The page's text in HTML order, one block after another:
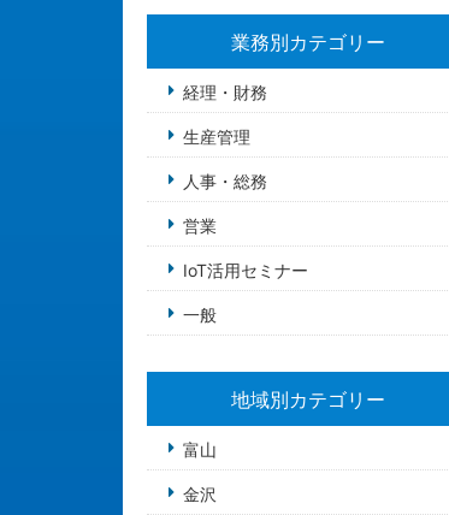
業務別カテゴリー
経理・財務
生産管理
人事・総務
営業
IoT活用セミナー
一般
地域別カテゴリー
富山
金沢